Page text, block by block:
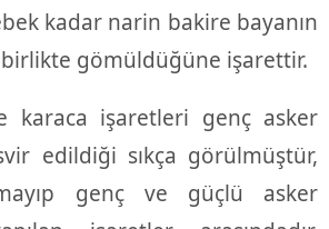
kadar narin bakire bayanın
gömüldüğüne işarettir.
karaca işaretleri genç asker
edildiği sıkça görülmüştür,
genç ve güçlü asker